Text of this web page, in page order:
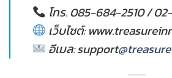
โทร. 085-684-2510 /
เว็บไซต์:
อีเมล: support